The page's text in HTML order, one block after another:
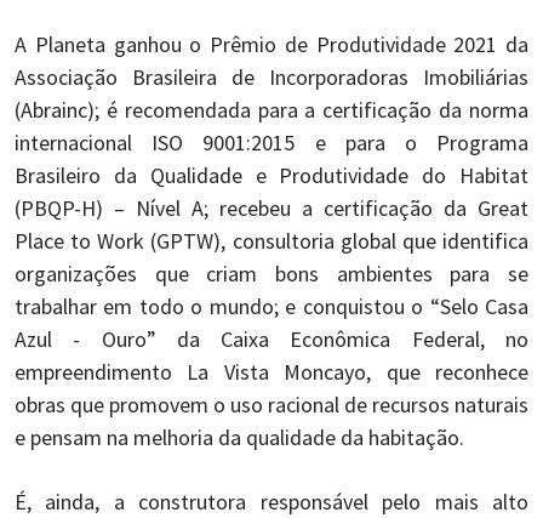
A Planeta ganhou o Prêmio de Produtividade 2021 da
Associação Brasileira de Incorporadoras Imobiliárias
(Abrainc); é recomendada para a certificação da norma
internacional ISO 9001:2015 e para o Programa
Brasileiro da Qualidade e Produtividade do Habitat
(PBQP-H) – Nível A; recebeu a certificação da Great
Place to Work (GPTW), consultoria global que identifica
organizações que criam bons ambientes para se
trabalhar em todo o mundo; e conquistou o “Selo Casa
Azul - Ouro” da Caixa Econômica Federal, no
empreendimento La Vista Moncayo, que reconhece
obras que promovem o uso racional de recursos naturais
e pensam na melhoria da qualidade da habitação.
É, ainda, a construtora responsável pelo mais alto